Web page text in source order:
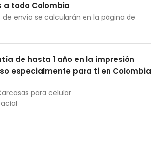
a todo Colombia
de envío se calcularán en la página de
de hasta 1 año en la impresión
especialmente para ti en Colombia
para celular